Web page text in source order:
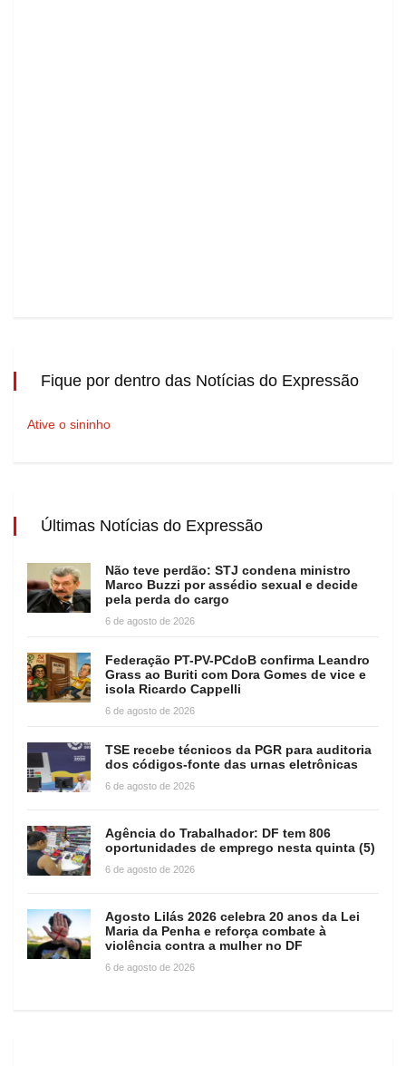
Fique por dentro das Notícias do Expressão
Ative o sininho
Últimas Notícias do Expressão
Não teve perdão: STJ condena ministro
Marco Buzzi por assédio sexual e decide
pela perda do cargo
6 de agosto de 2026
Federação PT-PV-PCdoB confirma Leandro
Grass ao Buriti com Dora Gomes de vice e
isola Ricardo Cappelli
6 de agosto de 2026
TSE recebe técnicos da PGR para auditoria
dos códigos-fonte das urnas eletrônicas
6 de agosto de 2026
Agência do Trabalhador: DF tem 806
oportunidades de emprego nesta quinta (5)
6 de agosto de 2026
Agosto Lilás 2026 celebra 20 anos da Lei
Maria da Penha e reforça combate à
violência contra a mulher no DF
6 de agosto de 2026